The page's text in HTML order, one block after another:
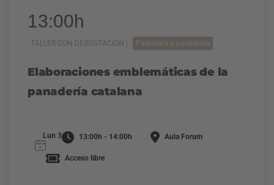
13:00h
TALLER CON DEGUSTACIÓN | Pastelería y panadería
Elaboraciones emblemáticas de la
panadería catalana
Lun 3 13:00h - 14:00h Aula Forum
Acceso libre